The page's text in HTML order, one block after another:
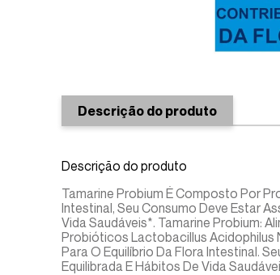
Descrição do produto
Descrição do produto
Tamarine Probium É Composto Por
Intestinal, Seu Consumo Deve Estar
Vida Saudáveis*. Tamarine Probium:
Probióticos Lactobacillus Acidophilus
Para O Equilíbrio Da Flora Intestinal.
Equilibrada E Hábitos De Vida